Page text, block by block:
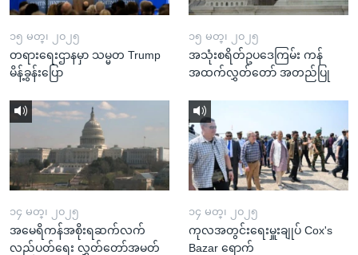
၁၅ မတ္၊ ၂၀၂၅
တရားရေးဌာနမှာ သမ္မတ Trump
မိန့်ခွန်းပြော
၁၅ မတ္၊ ၂၀၂၅
အသုံးစရိတ်ဥပဒေကြမ်း ကန်
အထက်လွှတ်တော် အတည်ပြု
၁၄ မတ္၊ ၂၀၂၅
အမေရိကန်အစိုးရဆက်လက်
လည်ပတ်ရေး လွှတ်တော်အမတ်
၁၄ မတ္၊ ၂၀၂၅
ကုလအတွင်းရေးမှူးချုပ် Cox's
Bazar ရောက်